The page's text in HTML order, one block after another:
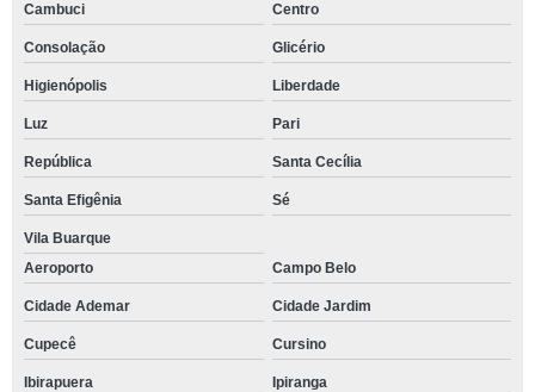
Cambuci Centro
Consolação Glicério
Higienópolis Liberdade
Luz Pari
República Santa Cecília
Santa Efigênia Sé
Vila Buarque
Aeroporto
Campo Belo
Cidade Ademar Cidade Jardim
Cupecê Cursino
Ibirapuera Ipiranga